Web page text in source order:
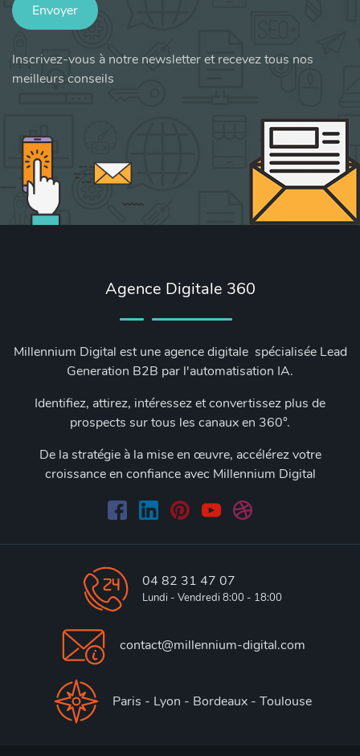
Envoyer
Inscrivez-vous à notre newsletter et recevez tous nos
meilleurs conseils
Agence Digitale 360
Millennium Digital est une agence digitale spécialisée Lead
Generation B2B par l'automatisation IA.
Identifiez, attirez, intéressez et convertissez plus de
prospects sur tous les canaux en 360°.
De la stratégie à la mise en œuvre, accélérez votre
croissance en confiance avec Millennium Digital
04 82 31 47 07
Lundi - Vendredi 8:00 - 18:00
contact@millennium-digital.com
Paris - Lyon - Bordeaux - Toulouse